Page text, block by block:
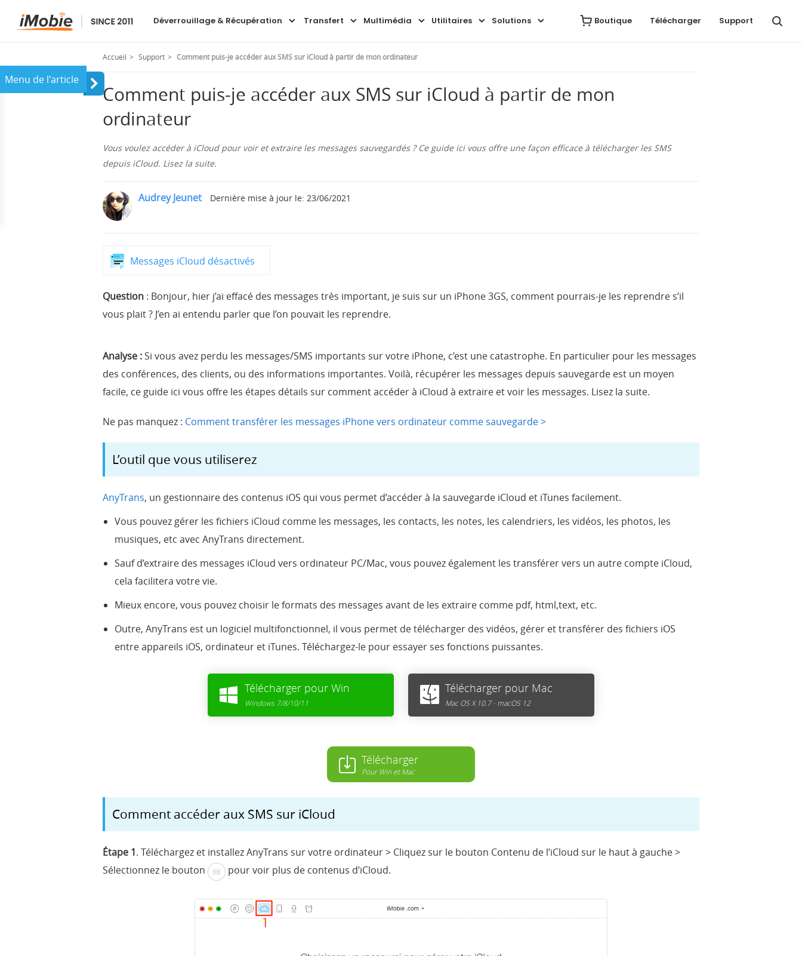
Boutique Télécharger Support
Déverrouillage & Récupération Transfert Multimédia Utilitaires Solutions
AnyTrans Aperçu Guide FAQ Avis Télécharger Acheter
Accueil Support Comment puis-je accéder aux SMS sur iCloud à partir de mon ordinateur
Comment puis-je accéder aux SMS sur iCloud à partir de mon
ordinateur
Vous voulez accéder à iCloud pour voir et extraire les messages sauvegardés ? Ce guide ici vous offre une façon efficace à télécharger les SMS
depuis iCloud. Lisez la suite.
Audrey Jeunet Dernière mise à jour le: 23/06/2021
Messages iCloud désactivés
Question : Bonjour, hier j’ai effacé des messages très important, je suis sur un iPhone 3GS, comment pourrais-je les reprendre s’il
vous plait ? J’en ai entendu parler que l’on pouvait les reprendre.
Analyse : Si vous avez perdu les messages/SMS importants sur votre iPhone, c’est une catastrophe. En particulier pour les messages
des conférences, des clients, ou des informations importantes. Voilà, récupérer les messages depuis sauvegarde est un moyen
facile, ce guide ici vous offre les étapes détails sur comment accéder à iCloud à extraire et voir les messages. Lisez la suite.
Ne pas manquez : Comment transférer les messages iPhone vers ordinateur comme sauvegarde >
L’outil que vous utiliserez
AnyTrans, un gestionnaire des contenus iOS qui vous permet d’accéder à la sauvegarde iCloud et iTunes facilement.
Vous pouvez gérer les fichiers iCloud comme les messages, les contacts, les notes, les calendriers, les vidéos, les photos, les
musiques, etc avec AnyTrans directement.
Sauf d’extraire des messages iCloud vers ordinateur PC/Mac, vous pouvez également les transférer vers un autre compte iCloud,
cela facilitera votre vie.
Mieux encore, vous pouvez choisir le formats des messages avant de les extraire comme pdf, html,text, etc.
Outre, AnyTrans est un logiciel multifonctionnel, il vous permet de télécharger des vidéos, gérer et transférer des fichiers iOS
entre appareils iOS, ordinateur et iTunes. Téléchargez-le pour essayer ses fonctions puissantes.
Télécharger pour Win
Windows 7/8/10/11
Télécharger pour Mac
Mac OS X 10.7 - macOS 12
Télécharger
Pour Win et Mac
Comment accéder aux SMS sur iCloud
Étape 1. Téléchargez et installez AnyTrans sur votre ordinateur > Cliquez sur le bouton Contenu de l’iCloud sur le haut à gauche >
Sélectionnez le bouton
pour voir plus de contenus d’iCloud.